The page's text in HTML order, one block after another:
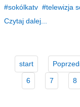
sokólkatv
telewizja
Czytaj dalej...
start
6 7 8